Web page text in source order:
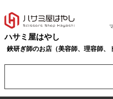
ハサミ屋はやし
鋏研ぎ師のお店（美容師、理容師、